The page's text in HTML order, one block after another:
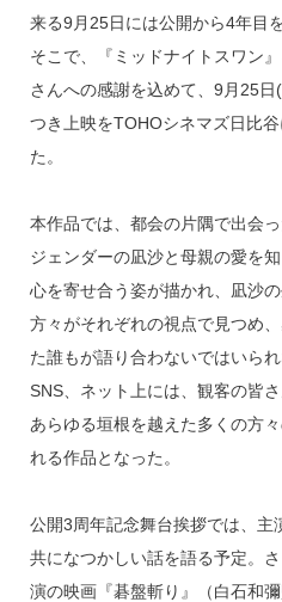
来る9月25日には公開から4年目
そこで、『ミッドナイトスワン
さんへの感謝を込めて、9月25
つき上映をTOHOシネマズ日比
た。
本作品では、都会の片隅で出会
ジェンダーの凪沙と母親の愛を
心を寄せ合う姿が描かれ、凪沙
方々がそれぞれの視点で見つめ
た誰もが語り合わないではいら
SNS、ネット上には、観客の皆
あらゆる垣根を越えた多くの方
れる作品となった。
公開3周年記念舞台挨拶では、主
共になつかしい話を語る予定。
演の映画『碁盤斬り』（白石和